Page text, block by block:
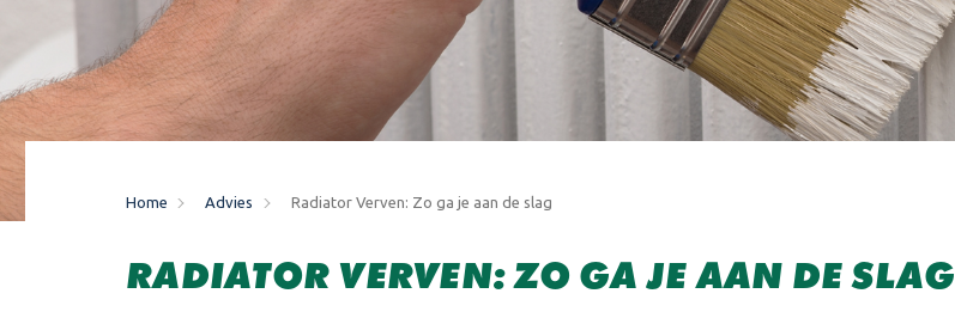
Home Advies ​Radiator Verven: Zo ga je aan de slag
​RADIATOR VERVEN: ZO GA JE AAN DE SLAG